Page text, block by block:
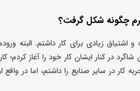
چگونه شکل گرفت؟
۱۷ ساله بودم و انگیزه و اشتیاق زیادی برای کار
در کنار ایشان کار خود را آغاز